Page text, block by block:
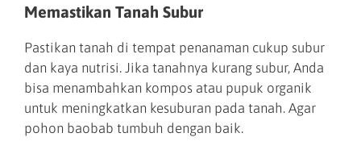
Memastikan Tanah Subur
Pastikan tanah di tempat penanaman cukup subur
dan kaya nutrisi. Jika tanahnya kurang subur, Anda
bisa menambahkan kompos atau pupuk organik
untuk meningkatkan kesuburan pada tanah. Agar
pohon baobab tumbuh dengan baik.